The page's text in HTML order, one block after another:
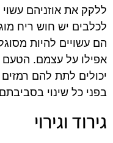
ללקק את אוזניהם
לכלבים יש חוש ריח
הם עשויים להיות
אפילו על עצמם. הטעם
יכולים לתת להם
בפני כל שינוי
גירוד וגירוי